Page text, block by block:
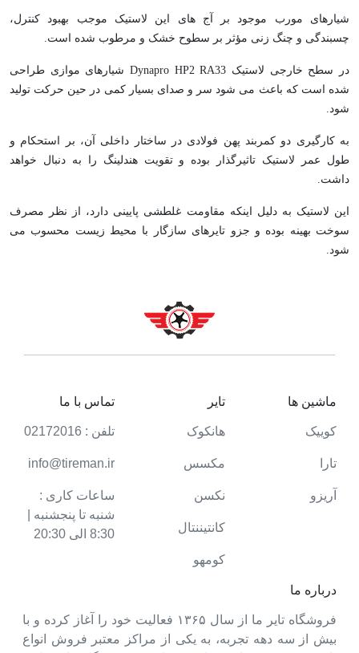
شیارهای مورب موجود بر آج های این لاستیک موجب بهبود کنترل،
چسبندگی و چنگ زنی مؤثر بر سطوح خشک و مرطوب شده است.
در سطح خارجی لاستیک Dynapro HP2 RA33 شیارهای موازی طراحی
شده است که باعث می شود سر و صدای بسیار کمی در حین حرکت تولید
شود.
به کارگیری دو کمربند پهن فولادی در ساختار داخلی آن، بر استحکام و
طول عمر لاستیک تاثیرگذار بوده و تقویت هندلینگ را به دنبال خواهد
داشت.
این لاستیک به دلیل اینکه مقاومت غلطشی پایینی دارد، از نظر مصرف
سوخت بهینه بوده و جزو تایرهای سازگار با محیط زیست محسوب می
شود.
درباره ما
فروشگاه تایر ما از سال ۱۳۶۵ فعالیت خود را آغاز کرده و با
بیش از سه دهه تجربه، به یکی از مراکز معتبر فروش انواع
ماشین ها
کوییک
تارا
آریزو
تایر
هانکوک
مکسس
نکسن
کانتیننتال
کومهو
تماس با ما
تلفن : 02172016
info@tireman.ir
ساعات کاری :
شنبه تا پنجشنبه |
8:30 الی 20:30